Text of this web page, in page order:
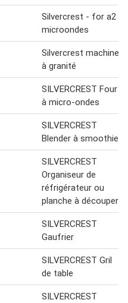
Silvercrest - for a2
microondes
Silvercrest machine
à granité
SILVERCREST Four
à micro-ondes
SILVERCREST
Blender à smoothie
SILVERCREST
Organiseur de
réfrigérateur ou
planche à découper
SILVERCREST
Gaufrier
SILVERCREST Gril
de table
SILVERCREST